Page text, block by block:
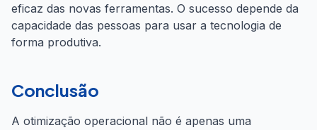
eficaz das novas ferramentas. O sucesso depende da
capacidade das pessoas para usar a tecnologia de
forma produtiva.
Conclusão
A otimização operacional não é apenas uma